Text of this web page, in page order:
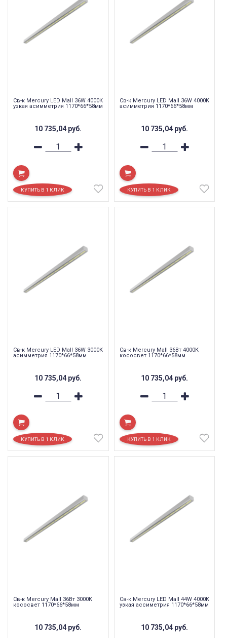
Св-к Mercury LED Mall 36W 4000К
узкая асимметрия 1170*66*58мм
10 735,04 руб.
Св-к Mercury LED Mall 36W 4000К
асимметрия 1170*66*58мм
10 735,04 руб.
Св-к Mercury LED Mall 36W 3000К
асимметрия 1170*66*58мм
10 735,04 руб.
Св-к Mercury Mall 36Вт 4000К
кососвет 1170*66*58мм
10 735,04 руб.
Св-к Mercury Mall 36Вт 3000К
кососвет 1170*66*58мм
10 735,04 руб.
Св-к Mercury LED Mall 44W 4000К
узкая ассиметрия 1170*66*58мм
10 735,04 руб.